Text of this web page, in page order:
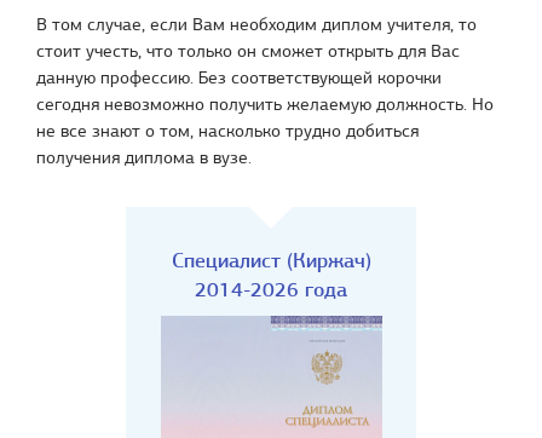
В том случае, если Вам необходим диплом учителя, то
стоит учесть, что только он сможет открыть для Вас
данную профессию. Без соответствующей корочки
сегодня невозможно получить желаемую должность. Но
не все знают о том, насколько трудно добиться
получения диплома в вузе.
Специалист (Киржач)
2014-2026 года